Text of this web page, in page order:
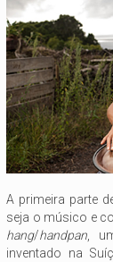
A primeira parte
seja o músico e
hang/handpan ,
inventado na